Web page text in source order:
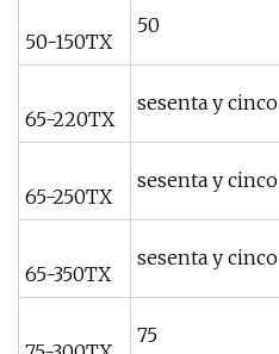
50-150TX
50
65-220TX
sesenta y cinco
65-250TX
sesenta y cinco
65-350TX
sesenta y cinco
75